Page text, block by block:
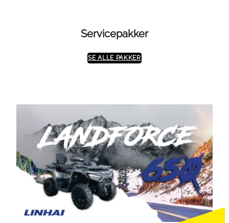
Servicepakker
SE ALLE PAKKER